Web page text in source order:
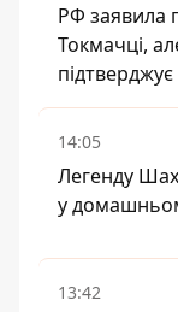
РФ заявила
Токмачці,
підтверджує
14:05
Легенду
у
13:42